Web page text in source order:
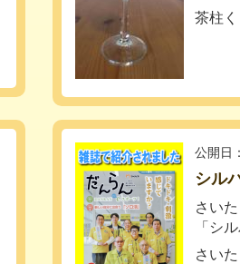
茶柱
公開日
シル
さい
「シ
さい